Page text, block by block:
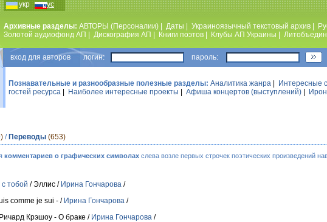
укр рус
Архивные разделы: АВТОРЫ (Персоналии) Даты Украиноязычный текстовый архив
Золотой аудиофонд АП
Дискография АП Книги поэтов Клубы АП Украины
вход для авторов логин: пароль:
Познавательные и разнообразные полезные разделы: Аналитика жанра Интересные
гостей ресурса
Наиболее интересные проекты Афиша концертов (выступлений)
/ Переводы (653)
комментариев о графических символахслева возле первых строчек поэтических произведений
тобой / Эллис / Ирина Гончарова /
comme je sui - / Ирина Гончарова /
Крэшоу - О браке / Ирина Гончарова /